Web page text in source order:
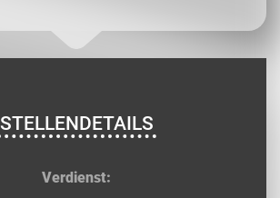
STELLENDETAILS
Verdienst: